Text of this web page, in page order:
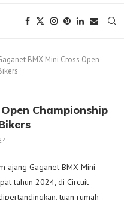
BMX Mini Cross Open
Championship
ajang Gaganet BMX Mini
tahun 2024, di Circuit
tuan rumah